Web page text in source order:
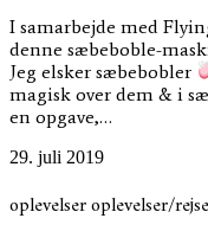
I samarbejde med
denne sæbeboble-
Jeg elsker sæbebobler
magisk over dem & i
en opgave,…
29. juli 2019
oplevelseroplevelser/